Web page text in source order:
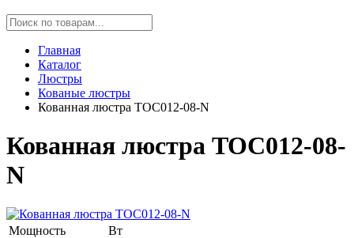
Главная
Каталог
Люстры
Кованые люстры
Кованная люстра TOC012-08-N
Кованная люстра TOC012-08-
N
Мощность
Вт